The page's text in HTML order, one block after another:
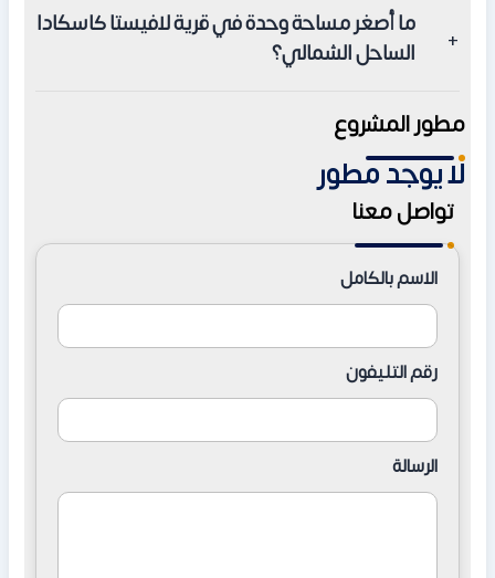
تحت قيادة رجل الأعمال علاء الهادي، وصاحبة سلسلة مشروعات
كبرى في مصر.
ما أصغر مساحة وحدة في قرية لافيستا كاسكادا
الساحل الشمالي؟
تبدأ مساحات الوحدات في قرية لافيستا كاسكادا الساحل
الشمالي من 150 مترًا مربعًا وتتنوع بحسب نوع الوحدة المختارة.
مطور المشروع
لا يوجد مطور
تواصل معنا
الاسم بالكامل
رقم التليفون
الرسالة